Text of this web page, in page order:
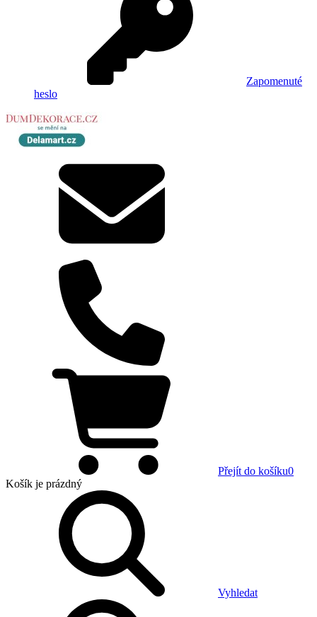
Zapomenuté
heslo
Přejít do košíku0
Košík je prázdný
Vyhledat